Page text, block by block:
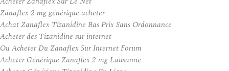
Zanaflex 2 mg générique acheter
Achat Zanaflex Tizanidine Bas Prix Sans Ordonnance
Acheter des Tizanidine sur internet
Ou Acheter Du Zanaflex Sur Internet Forum
Acheter Générique Zanaflex 2 mg Lausanne